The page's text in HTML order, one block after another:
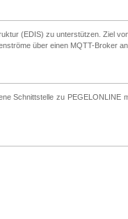
(EDIS) zu unterstützen. Ziel
über einen MQTT-Broker
Schnittstelle zu PEGELONLINE